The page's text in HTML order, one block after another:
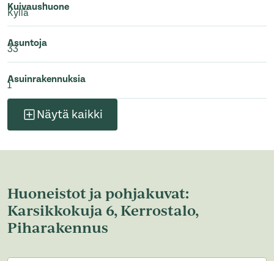
Kuivaushuone
Kyllä
Asuntoja
33
Asuinrakennuksia
1
Näytä kaikki
Huoneistot ja pohjakuvat:
Karsikkokuja 6, Kerrostalo,
Piharakennus